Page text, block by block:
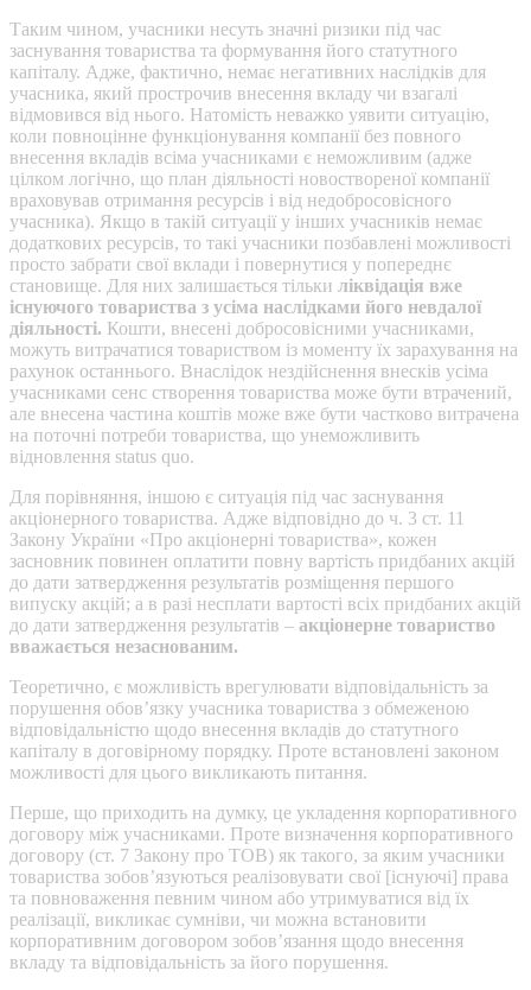
Таким чином, учасники несуть значні ризики під час
заснування товариства та формування його статутного
капіталу. Адже, фактично, немає негативних наслідків для
учасника, який прострочив внесення вкладу чи взагалі
відмовився від нього. Натомість неважко уявити ситуацію,
коли повноцінне функціонування компанії без повного
внесення вкладів всіма учасниками є неможливим (адже
цілком логічно, що план діяльності новоствореної компанії
враховував отримання ресурсів і від недобросовісного
учасника). Якщо в такій ситуації у інших учасників немає
додаткових ресурсів, то такі учасники позбавлені можливості
просто забрати свої вклади і повернутися у попереднє
становище. Для них залишається тільки ліквідація вже
існуючого товариства з усіма наслідками його невдалої
діяльності. Кошти, внесені добросовісними учасниками,
можуть витрачатися товариством із моменту їх зарахування на
рахунок останнього. Внаслідок нездійснення внесків усіма
учасниками сенс створення товариства може бути втрачений,
але внесена частина коштів може вже бути частково витрачена
на поточні потреби товариства, що унеможливить
відновлення status quo.
Для порівняння, іншою є ситуація під час заснування
акціонерного товариства. Адже відповідно до ч. 3 ст. 11
Закону України «Про акціонерні товариства», кожен
засновник повинен оплатити повну вартість придбаних акцій
до дати затвердження результатів розміщення першого
випуску акцій; а в разі несплати вартості всіх придбаних акцій
до дати затвердження результатів – акціонерне товариство
вважається незаснованим.
Теоретично, є можливість врегулювати відповідальність за
порушення обов’язку учасника товариства з обмеженою
відповідальністю щодо внесення вкладів до статутного
капіталу в договірному порядку. Проте встановлені законом
можливості для цього викликають питання.
Перше, що приходить на думку, це укладення корпоративного
договору між учасниками. Проте визначення корпоративного
договору (ст. 7 Закону про ТОВ) як такого, за яким учасники
товариства зобов’язуються реалізовувати свої [існуючі] права
та повноваження певним чином або утримуватися від їх
реалізації, викликає сумніви, чи можна встановити
корпоративним договором зобов’язання щодо внесення
вкладу та відповідальність за його порушення.